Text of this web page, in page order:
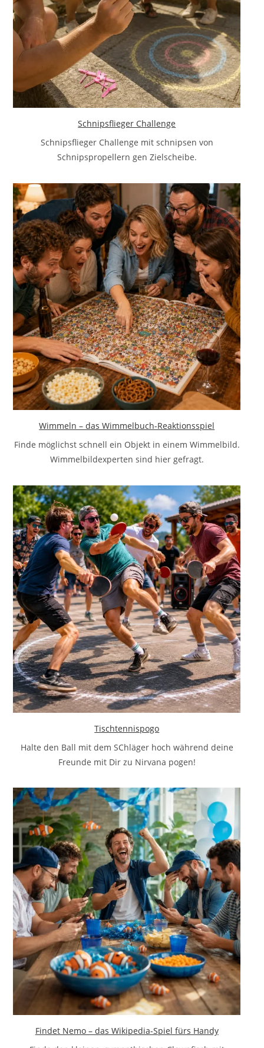
Schnipsflieger Challenge
Schnipsflieger Challenge mit schnipsen von
Schnipspropellern gen Zielscheibe.
Wimmeln – das Wimmelbuch-Reaktionsspiel
Finde möglichst schnell ein Objekt in einem Wimmelbild.
Wimmelbildexperten sind hier gefragt.
Tischtennispogo
Halte den Ball mit dem SChläger hoch während deine
Freunde mit Dir zu Nirvana pogen!
Findet Nemo – das Wikipedia-Spiel fürs Handy